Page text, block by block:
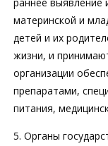
материнской и
детей и их
жизни, и
организации
препаратами,
питания,
5. Органы